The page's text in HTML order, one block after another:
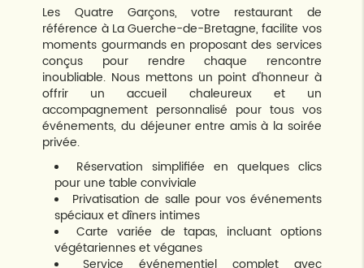
Les Quatre Garçons, votre restaurant de
référence à La Guerche-de-Bretagne, facilite vos
moments gourmands en proposant des services
conçus pour rendre chaque rencontre
inoubliable. Nous mettons un point d'honneur à
offrir un accueil chaleureux et un
accompagnement personnalisé pour tous vos
événements, du déjeuner entre amis à la soirée
privée.
Réservation simplifiée en quelques clics
pour une table conviviale
Privatisation de salle pour vos événements
spéciaux et dîners intimes
Carte variée de tapas, incluant options
végétariennes et véganes